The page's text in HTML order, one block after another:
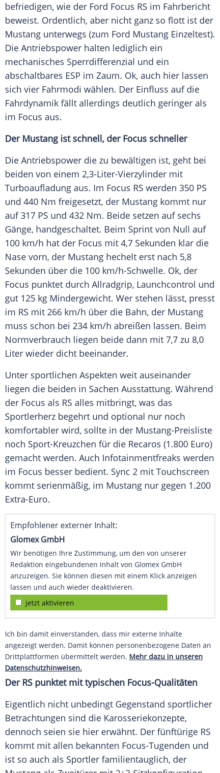
befriedigen, wie der Ford Focus RS im Fahrbericht
beweist. Ordentlich, aber nicht ganz so flott ist der
Mustang unterwegs (zum Ford Mustang Einzeltest).
Die Antriebspower halten lediglich ein
mechanisches Sperrdifferenzial und ein
abschaltbares ESP im Zaum. Ok, auch hier lassen
sich vier Fahrmodi wählen. Der Einfluss auf die
Fahrdynamik fällt allerdings deutlich geringer als
im Focus aus.
Der Mustangist schnell, der Focus schneller
Die Antriebspower die zu bewältigen ist, geht bei
beiden von einem 2,3-Liter-Vierzylinder mit
Turboaufladung aus. Im Focus RS werden 350 PS
und 440 Nm freigesetzt, der Mustang kommt nur
auf 317 PS und 432 Nm. Beide setzen auf sechs
Gänge, handgeschaltet. Beim Sprint von Null auf
100 km/h hat der Focus mit 4,7 Sekunden klar die
Nase vorn, der Mustang hechelt erst nach 5,8
Sekunden über die 100 km/h-Schwelle. Ok, der
Focus punktet durch Allradgrip, Launchcontrol und
gut 125 kg Mindergewicht. Wer stehen lässt, presst
im RS mit 266 km/h über die Bahn, der Mustang
muss schon bei 234 km/h abreißen lassen. Beim
Normverbrauch liegen beide dann mit 7,7 zu 8,0
Liter wieder dicht beeinander.
Unter sportlichen Aspekten weit auseinander
liegen die beiden in Sachen Ausstattung. Während
der Focus als RS alles mitbringt, was das
Sportlerherz begehrt und optional nur noch
komfortabler wird, sollte in der Mustang-Preisliste
noch Sport-Kreuzchen für die Recaros (1.800 Euro)
gemacht werden. Auch Infotainmentfreaks werden
im Focus besser bedient. Sync 2 mit Touchscreen
kommt serienmäßig, im Mustang nur gegen 1.200
Extra-Euro.
Empfohlener externer Inhalt:
Glomex GmbH
Wir benötigen Ihre Zustimmung, um den von unserer
Redaktion eingebundenen Inhalt von Glomex GmbH
anzuzeigen. Sie können diesen mit einem Klick anzeigen
lassen und auch wieder deaktivieren.
jetzt aktivieren
Ich bin damit einverstanden, dass mir externe Inhalte
angezeigt werden. Damit können personenbezogene Daten an
Drittplattformen übermittelt werden. Mehr dazu in unseren
Datenschutzhinweisen.
Der RS punktet mit typischen Focus-Qualitäten
Eigentlich nicht unbedingt Gegenstand sportlicher
Betrachtungen sind die Karosseriekonzepte,
dennoch seien sie hier erwähnt. Der fünftürige RS
kommt mit allen bekannten Focus-Tugenden und
ist so auch als Sportler familientauglich, der